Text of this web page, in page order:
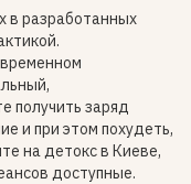
в разработанных
получить заряд
и при этом похудеть,
на детокс в Киеве,
доступные.